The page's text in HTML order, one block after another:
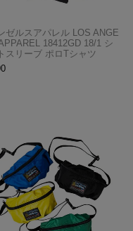
ゼルスアパレル LOS ANGE
18412GD 18/1 シ
スリーブ ポロTシャツ